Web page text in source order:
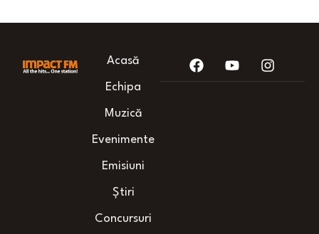
Acasă
Echipa
Muzică
Evenimente
Emisiuni
Știri
Concursuri